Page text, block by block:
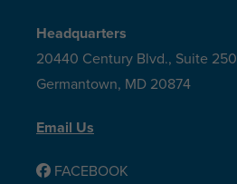
Headquarters
20440 Century Blvd., Suite 250
Germantown, MD 20874
Email Us
FACEBOOK